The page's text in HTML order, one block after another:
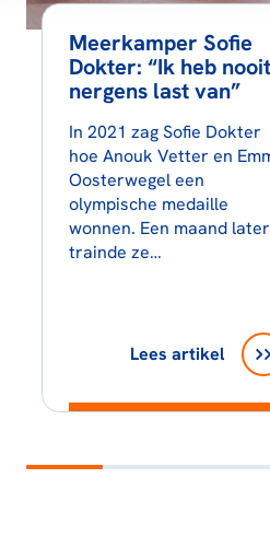
Meerkamper Sofie
Dokter: “Ik heb nooit
nergens last van”
In 2021 zag Sofie Dokter
hoe Anouk Vetter en
Oosterwegel een
olympische medaille
wonnen. Een maand later
trainde ze…
Lees artikel